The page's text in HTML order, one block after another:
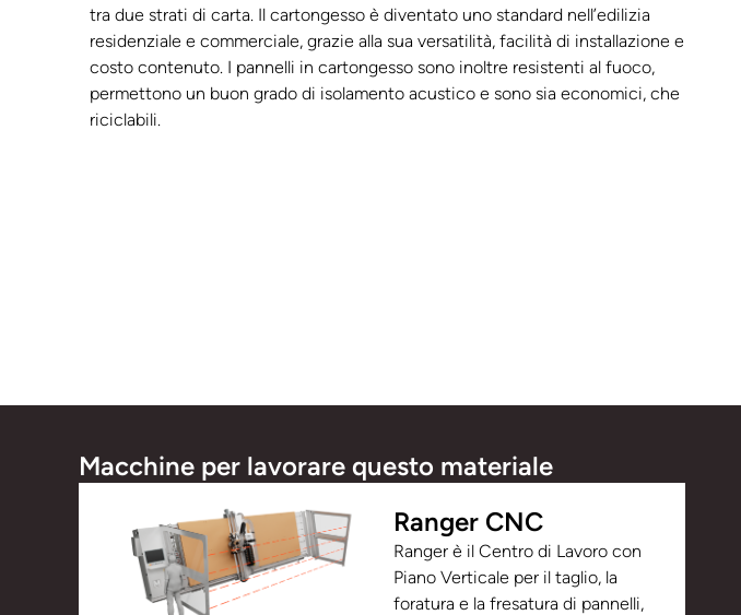
tra due strati di carta. Il cartongesso è diventato uno standard nell’edilizia
residenziale e commerciale, grazie alla sua versatilità, facilità di installazione e
costo contenuto. I pannelli in cartongesso sono inoltre resistenti al fuoco,
permettono un buon grado di isolamento acustico e sono sia economici, che
riciclabili.
Macchine per lavorare questo materiale
Ranger CNC
Ranger è il Centro di Lavoro con
Piano Verticale per il taglio, la
foratura e la fresatura di pannelli,